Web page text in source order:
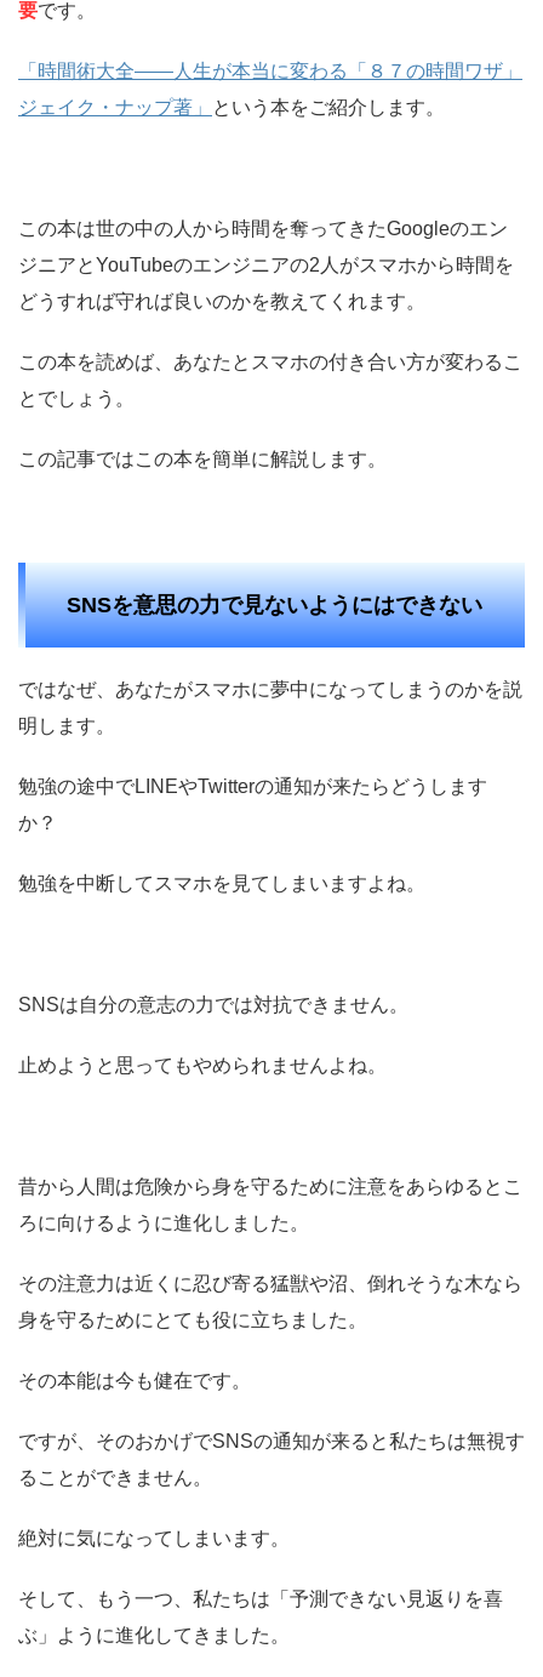
要です。
「時間術大全――人生が本当に変わる「８７の時間ワザ」
ジェイク・ナップ著」
という本をご紹介します。
この本は世の中の人から時間を奪ってきたGoogleのエン
ジニアとYouTubeのエンジニアの2人がスマホから時間を
どうすれば守れば良いのかを教えてくれます。
この本を読めば、あなたとスマホの付き合い方が変わるこ
とでしょう。
この記事ではこの本を簡単に解説します。
SNSを意思の力で見ないようにはできない
ではなぜ、あなたがスマホに夢中になってしまうのかを説
明します。
勉強の途中でLINEやTwitterの通知が来たらどうします
か？
勉強を中断してスマホを見てしまいますよね。
SNSは自分の意志の力では対抗できません。
止めようと思ってもやめられませんよね。
昔から人間は危険から身を守るために注意をあらゆるとこ
ろに向けるように進化しました。
その注意力は近くに忍び寄る猛獣や沼、倒れそうな木なら
身を守るためにとても役に立ちました。
その本能は今も健在です。
ですが、そのおかげでSNSの通知が来ると私たちは無視す
ることができません。
絶対に気になってしまいます。
そして、もう一つ、私たちは「予測できない見返りを喜
ぶ」ように進化してきました。